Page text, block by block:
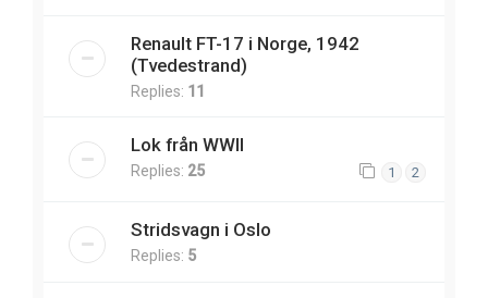
Renault FT-17 i Norge, 1942
(Tvedestrand)
Replies: 11
Lok från WWII
Replies: 25 1 2
Stridsvagn i Oslo
Replies: 5